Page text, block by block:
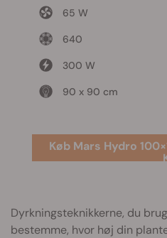
65 W
640
300 W
90 x 90 cm
Køb Mars Hydro
Dyrkningsteknikkerne, du
bestemme, hvor høj din